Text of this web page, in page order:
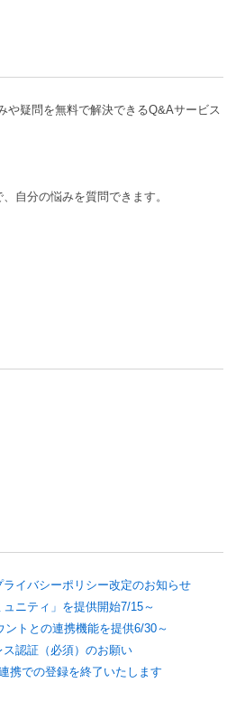
や疑問を無料で解決できるQ&Aサービス
自分の悩みを質問できます。
ライバシーポリシー改定のお知らせ
ュニティ」を提供開始7/15～
ントとの連携機能を提供6/30～
ス認証（必須）のお願い
携での登録を終了いたします